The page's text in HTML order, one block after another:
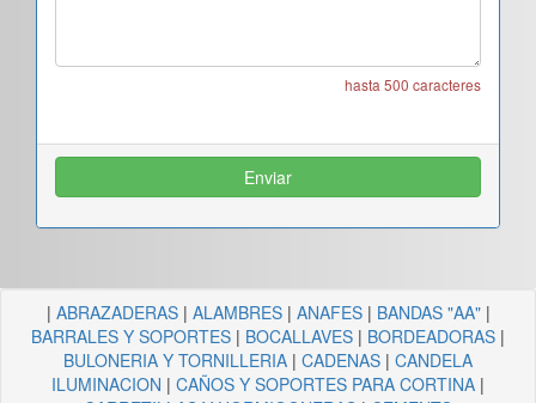
hasta 500 caracteres
| ABRAZADERAS| ALAMBRES| ANAFES| BANDAS "AA"|
BARRALES Y SOPORTES | BOCALLAVES | BORDEADORAS |
BULONERIA Y TORNILLERIA | CADENAS | CANDELA
ILUMINACION | CAÑOS Y SOPORTES PARA CORTINA |